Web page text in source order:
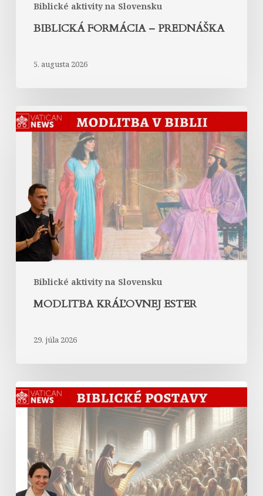
Biblické aktivity na Slovensku
BIBLICKÁ FORMÁCIA – PREDNÁŠKA
5. augusta 2026
Biblické aktivity na Slovensku
Modlitba
kráľovnej
Ester
MODLITBA KRÁĽOVNEJ ESTER
29. júla 2026
Abrahám
v
Liste
Hebrejom